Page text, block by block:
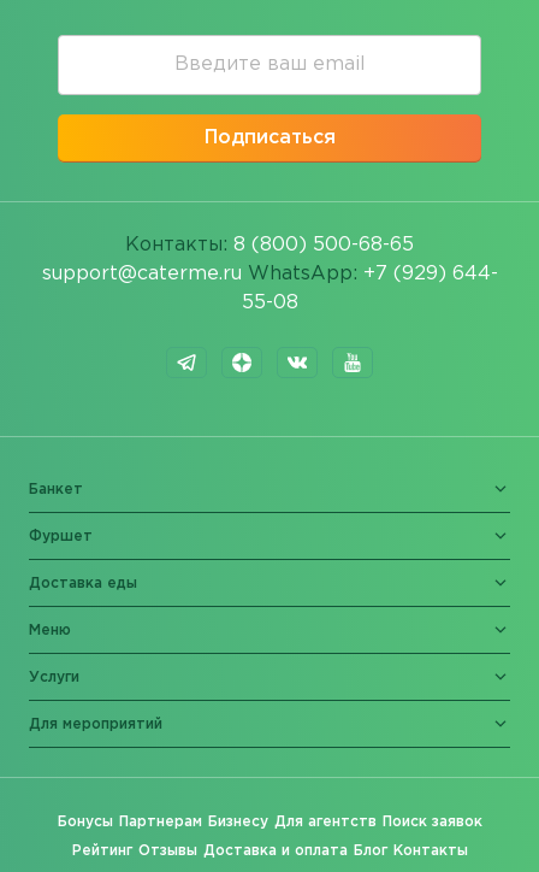
Подписаться
Контакты: 8 (800) 500-68-65
support@caterme.ru WhatsApp: +7 (929) 644-
55-08
Банкет
Фуршет
Доставка еды
Меню
Услуги
Для мероприятий
Бонусы Партнерам Бизнесу Для агентств Поиск заявок
Рейтинг Отзывы Доставка и оплата Блог Контакты